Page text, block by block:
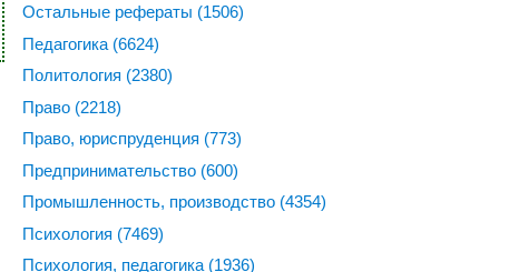
Остальные рефераты (1506)
Педагогика (6624)
Политология (2380)
Право (2218)
Право, юриспруденция (773)
Предпринимательство (600)
Промышленность, производство (4354)
Психология (7469)
Психология, педагогика (1936)